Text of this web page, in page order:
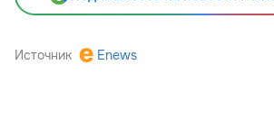
Источник Enews